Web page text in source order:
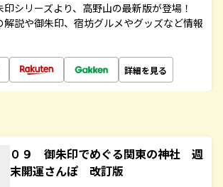
印シリーズより、高野山の最新版が登場！
説や御朱印、宿坊グルメやグッズなど情報
詳細を見る
０９ 御朱印でめぐる関東の神社 週
末開運さんぽ 改訂版